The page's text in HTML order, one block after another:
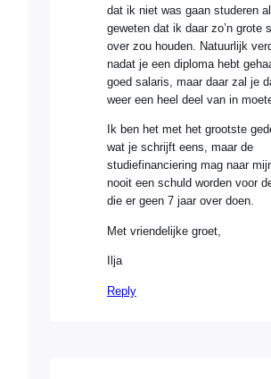
dat ik niet was gaan studeren
geweten dat ik daar zo’n grote
over zou houden. Natuurlijk
nadat je een diploma hebt
goed salaris, maar daar zal je
weer een heel deel van in
Ik ben het met het grootste
wat je schrijft eens, maar de
studiefinanciering mag naar
nooit een schuld worden voor
die er geen 7 jaar over doen.
Met vriendelijke groet,
Ilja
Reply